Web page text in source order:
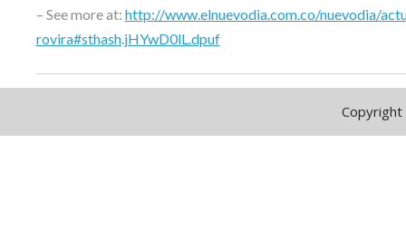
– See more at: http://www.elnuevodia.com.co/nuevodia/
rovira#sthash.jHYwD0lL.dpuf
Copyright